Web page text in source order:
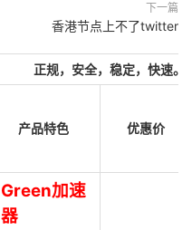
下一篇
香港节点上不了twitter
正规，安全，稳定，快速。
产品特色 优惠价
Green加速
器